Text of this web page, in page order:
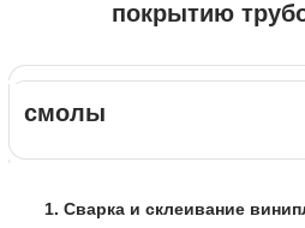
покрытию
смолы
1. Сварка и склеивание